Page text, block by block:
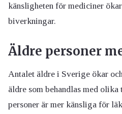
känsligheten för mediciner
biverkningar.
Äldre personer
Antalet äldre i Sverige ökar
äldre som behandlas med
personer är mer känsliga för